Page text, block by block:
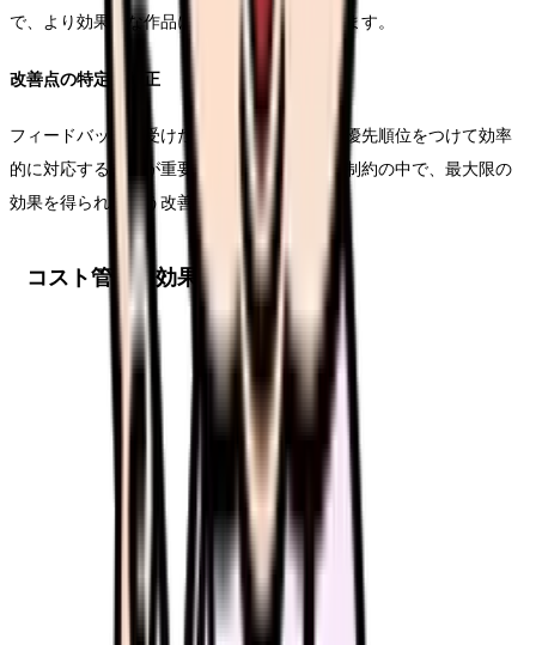
で、より効果的な作品に仕上げることができます。
改善点の特定と修正
フィードバックを受けた後の修正作業では、優先順位をつけて効率
的に対応することが重要です。予算と時間の制約の中で、最大限の
効果を得られるよう改善を進めます。
コスト管理と効果測定